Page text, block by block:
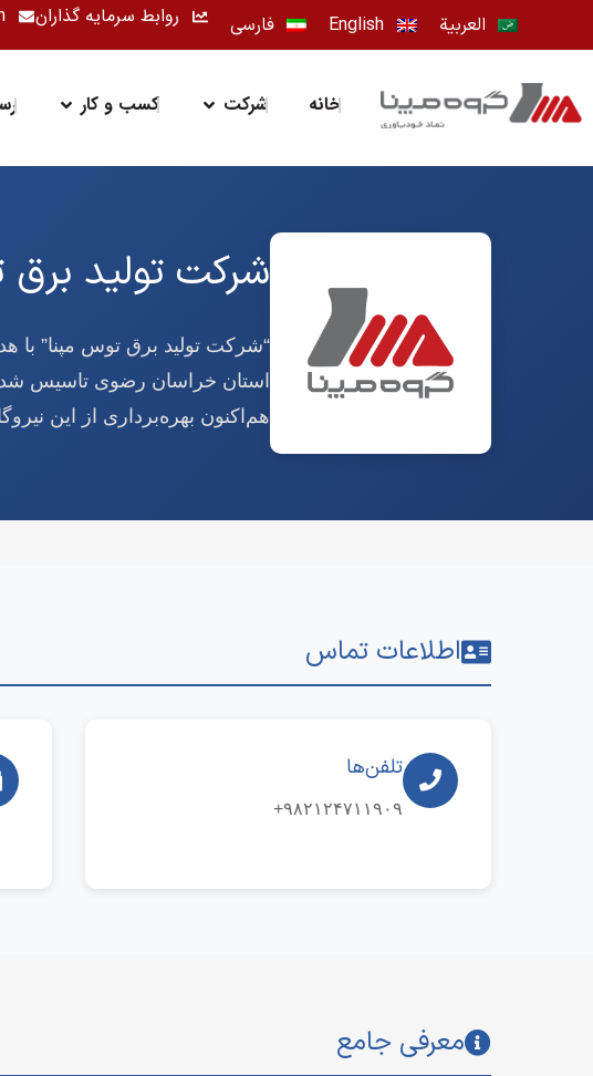
به
العربية English فارسی روابط سرمایه گذاران
خانه شرکت باز کردن شرکت
کسب و کار باز
شرکت تولید
هم‌اکنون بهره‌برداری از این
اطلاعات تماس
تلفن‌ها
۹۸۲۱۲۴۷۱۱۹۰۹+
معرفی جامع